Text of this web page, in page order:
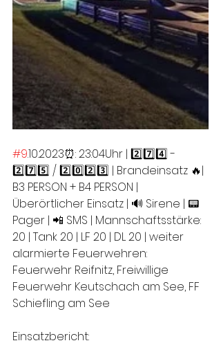
#9.10.2023⏰: 23:04Uhr | 2️⃣7️⃣4️⃣ -
2️⃣7️⃣5️⃣ / 2️⃣0️⃣2️⃣3️⃣ | Brandeinsatz 🔥|
B3 PERSON + B4 PERSON |
Überörtlicher Einsatz | 🔊 Sirene | 📟
Pager | 📲 SMS | Mannschaftsstärke:
20 | Tank 20 | LF 20 | DL 20 | weiter
alarmierte Feuerwehren:
Feuerwehr Reifnitz, Freiwillige
Feuerwehr Keutschach am See, FF
Schiefling am See
Einsatzbericht: